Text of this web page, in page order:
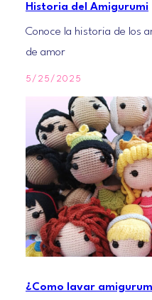
Historia del Amigurumi
Conoce la historia de los
de amor
5/25/2025
¿Como lavar